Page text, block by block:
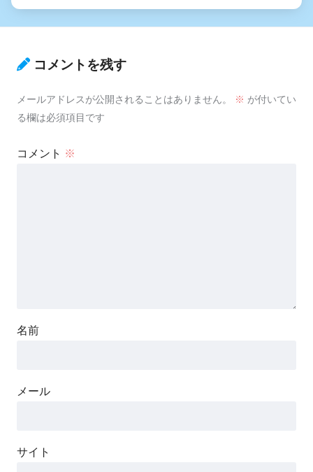
コメントを残す
メールアドレスが公開されることはありません。 ※ が付いてい
る欄は必須項目です
コメント ※
名前
メール
サイト